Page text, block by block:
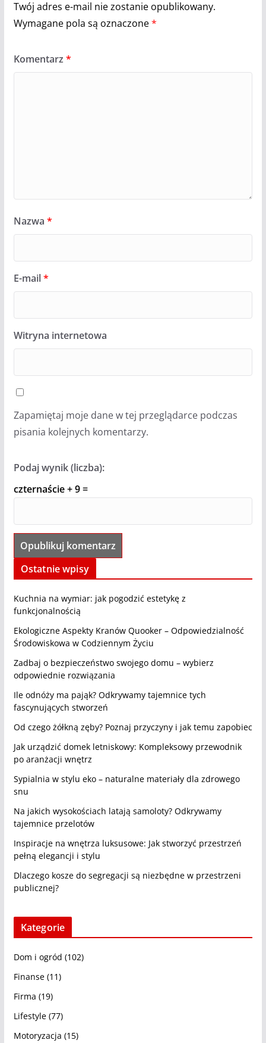
Twój adres e-mail nie zostanie opublikowany.
Wymagane pola są oznaczone*
Komentarz *
Nazwa *
E-mail*
Witryna internetowa
Zapamiętaj moje dane w tej przeglądarce podczas
pisania kolejnych komentarzy.
Podaj wynik (liczba):
czternaście + 9 =
Ostatnie wpisy
Kuchnia na wymiar: jak pogodzić estetykę z
funkcjonalnością
Ekologiczne Aspekty Kranów Quooker – Odpowiedzialność
Środowiskowa w Codziennym Życiu
Zadbaj o bezpieczeństwo swojego domu – wybierz
odpowiednie rozwiązania
Ile odnóży ma pająk? Odkrywamy tajemnice tych
fascynujących stworzeń
Od czego żółkną zęby? Poznaj przyczyny i jak temu zapobiec
Jak urządzić domek letniskowy: Kompleksowy przewodnik
po aranżacji wnętrz
Sypialnia w stylu eko – naturalne materiały dla zdrowego
snu
Na jakich wysokościach latają samoloty? Odkrywamy
tajemnice przelotów
Inspiracje na wnętrza luksusowe: Jak stworzyć przestrzeń
pełną elegancji i stylu
Dlaczego kosze do segregacji są niezbędne w przestrzeni
publicznej?
Kategorie
Dom i ogród (102)
Finanse(11)
Firma (19)
Lifestyle(77)
Motoryzacja (15)